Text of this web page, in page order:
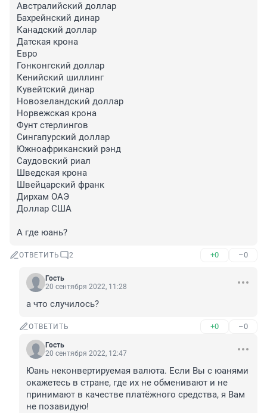
Австралийский доллар
Бахрейнский динар
Канадский доллар
Датская крона
Евро
Гонконгский доллар
Кенийский шиллинг
Кувейтский динар
Новозеландский доллар
Норвежская крона
Фунт стерлингов
Сингапурский доллар
Южноафриканский рэнд
Саудовский риал
Шведская крона
Швейцарский франк
Дирхам ОАЭ
Доллар США
А где юань?
ОТВЕТИТЬ 2 +0 –0
Гость
20 сентября 2022, 11:28
а что случилось?
ОТВЕТИТЬ +0 –0
Гость
20 сентября 2022, 12:47
Юань неконвертируемая валюта. Если Вы с юанями
окажетесь в стране, где их не обменивают и не
принимают в качестве платёжного средства, я Вам
не позавидую!